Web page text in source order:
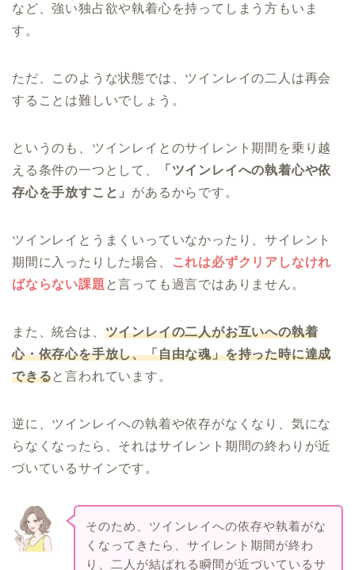
など、強い独占欲や執着心を持ってしまう方もいま
す。
ただ、このような状態では、ツインレイの二人は再会
することは難しいでしょう。
というのも、ツインレイとのサイレント期間を乗り越
える条件の一つとして、
「ツインレイへの執着心や依
存心を手放すこと」 があるからです。
ツインレイとうまくいっていなかったり、サイレント
期間に入ったりした場合、
これは必ずクリアしなけれ
ばならない課題 と言っても過言ではありません。
また、統合は、 ツインレイの二人がお互いへの執着
心・依存心を手放し、「自由な魂」を持った時に達成
できると言われています。
逆に、ツインレイへの執着や依存がなくなり、気にな
らなくなったら、それはサイレント期間の終わりが近
づいているサインです。
そのため、ツインレイへの依存や執着がな
くなってきたら、サイレント期間が終わ
り、二人が結ばれる瞬間が近づいているサ